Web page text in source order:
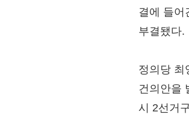
결에 들어
부결됐다.
정의당 최
건의안을
시 2선거